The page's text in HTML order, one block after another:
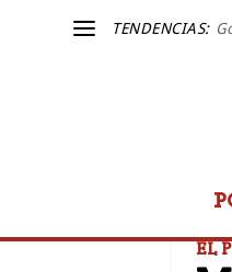
TENDENCIAS:
EL